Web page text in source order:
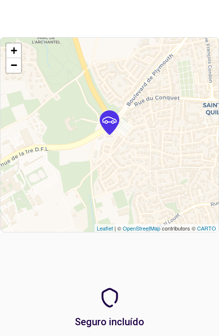
+
−
Leaflet | ©OpenStreetMapcontributors ©CARTO
Seguro incluído